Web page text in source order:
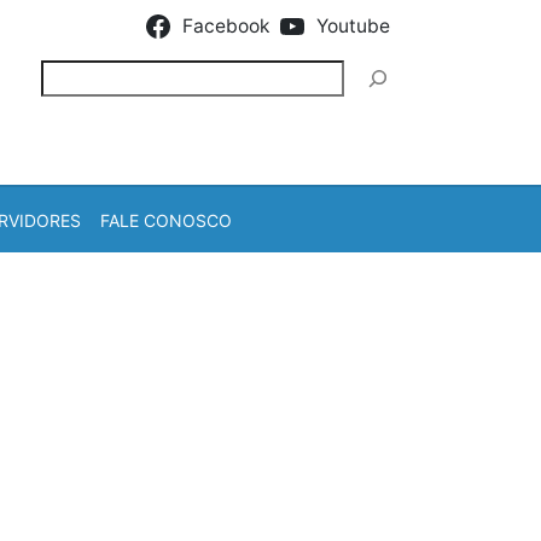
Facebook Youtube
FALE CONOSCO